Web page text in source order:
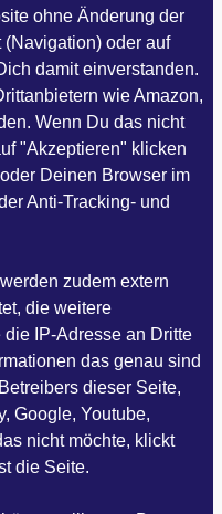
ohne Änderung der
oder auf
damit einverstanden.
wie Amazon,
Wenn Du das nicht
"Akzeptieren" klicken
Deinen Browser im
Anti-Tracking- und
zudem extern
die weitere
IP-Adresse an Dritte
das genau sind
dieser Seite,
Google, Youtube,
nicht möchte, klickt
die Seite.